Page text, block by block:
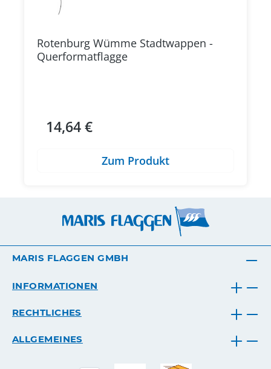
Rotenburg Wümme Stadtwappen -
Querformatflagge
Regulärer Preis:
14,64 €
Zum Produkt
MARIS FLAGGEN GMBH
INFORMATIONEN
RECHTLICHES
ALLGEMEINES